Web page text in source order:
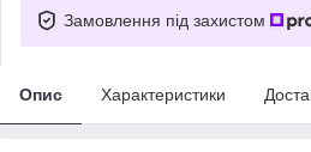
Замовлення під захистом
Опис Характеристики